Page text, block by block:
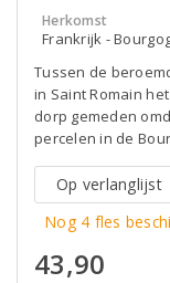
Herkomst
Frankrijk -
Tussen de
in Saint Romain
dorp gemeden
percelen in de
Op verlanglijst
Nog 4 fles
43,90